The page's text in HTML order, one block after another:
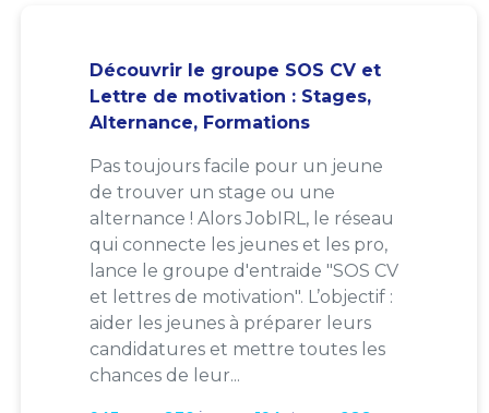
Découvrir le groupe SOS CV et
Lettre de motivation : Stages,
Alternance, Formations
Pas toujours facile pour un jeune
de trouver un stage ou une
alternance ! Alors JobIRL, le réseau
qui connecte les jeunes et les pro,
lance le groupe d'entraide "SOS CV
et lettres de motivation". L’objectif :
aider les jeunes à préparer leurs
candidatures et mettre toutes les
chances de leur...